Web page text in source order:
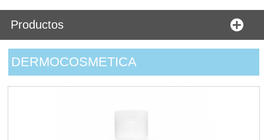
Productos
DERMOCOSMETICA